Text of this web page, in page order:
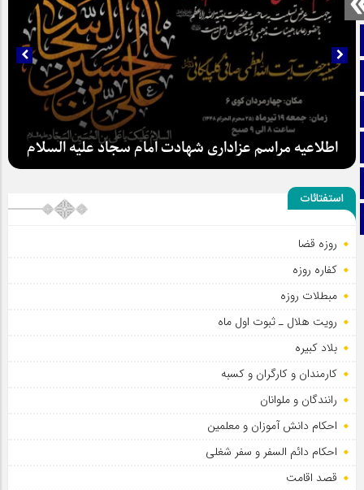
صفحه نخست
تماس با ما
آپارات
اینستاگرام
تلگرام
اطلاعیه مراسم عزاداری شهادت امام سجاد علیه السلام
استفتائات
روزه قضا
کفاره روزه
مبطلات روزه
رویت هلال ـ ثبوت اول ماه
بلاد کبیره
کارمندان و کارگران و کسبه
رانندگان و ملوانان
احکام دانش آموزان و معلمین
احکام دائم السفر و سفر شغلی
قصد اقامت